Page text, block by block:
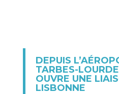
DEPUIS
TARBES-
OUVRE UNE
LISBONNE